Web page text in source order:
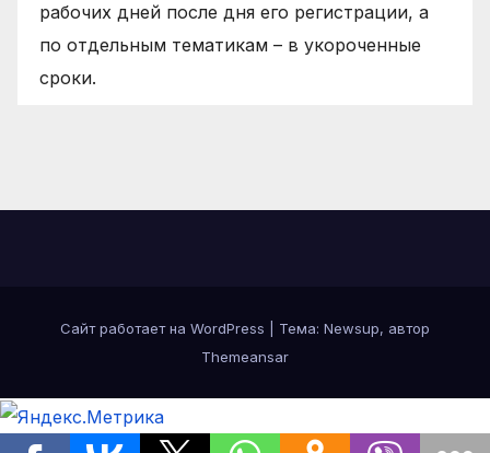
рабочих дней после дня его регистрации, а
по отдельным тематикам – в укороченные
сроки.
Сайт работает на WordPress
Тема: Newsup, автор
Themeansar